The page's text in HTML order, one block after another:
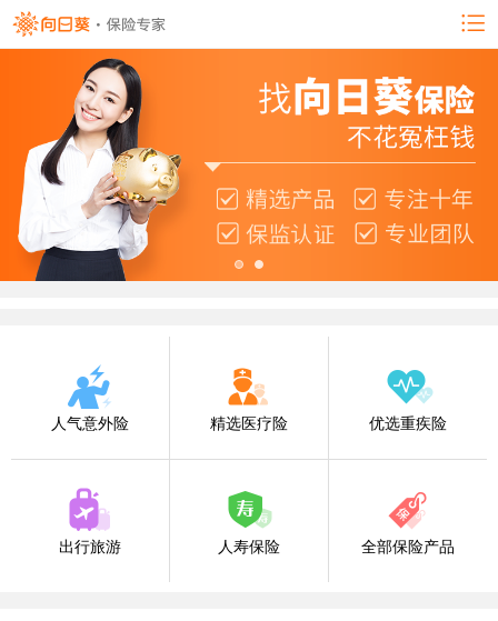
人气意外险 精选医疗险 优选重疾险
出行旅游 人寿保险 全部保险产品